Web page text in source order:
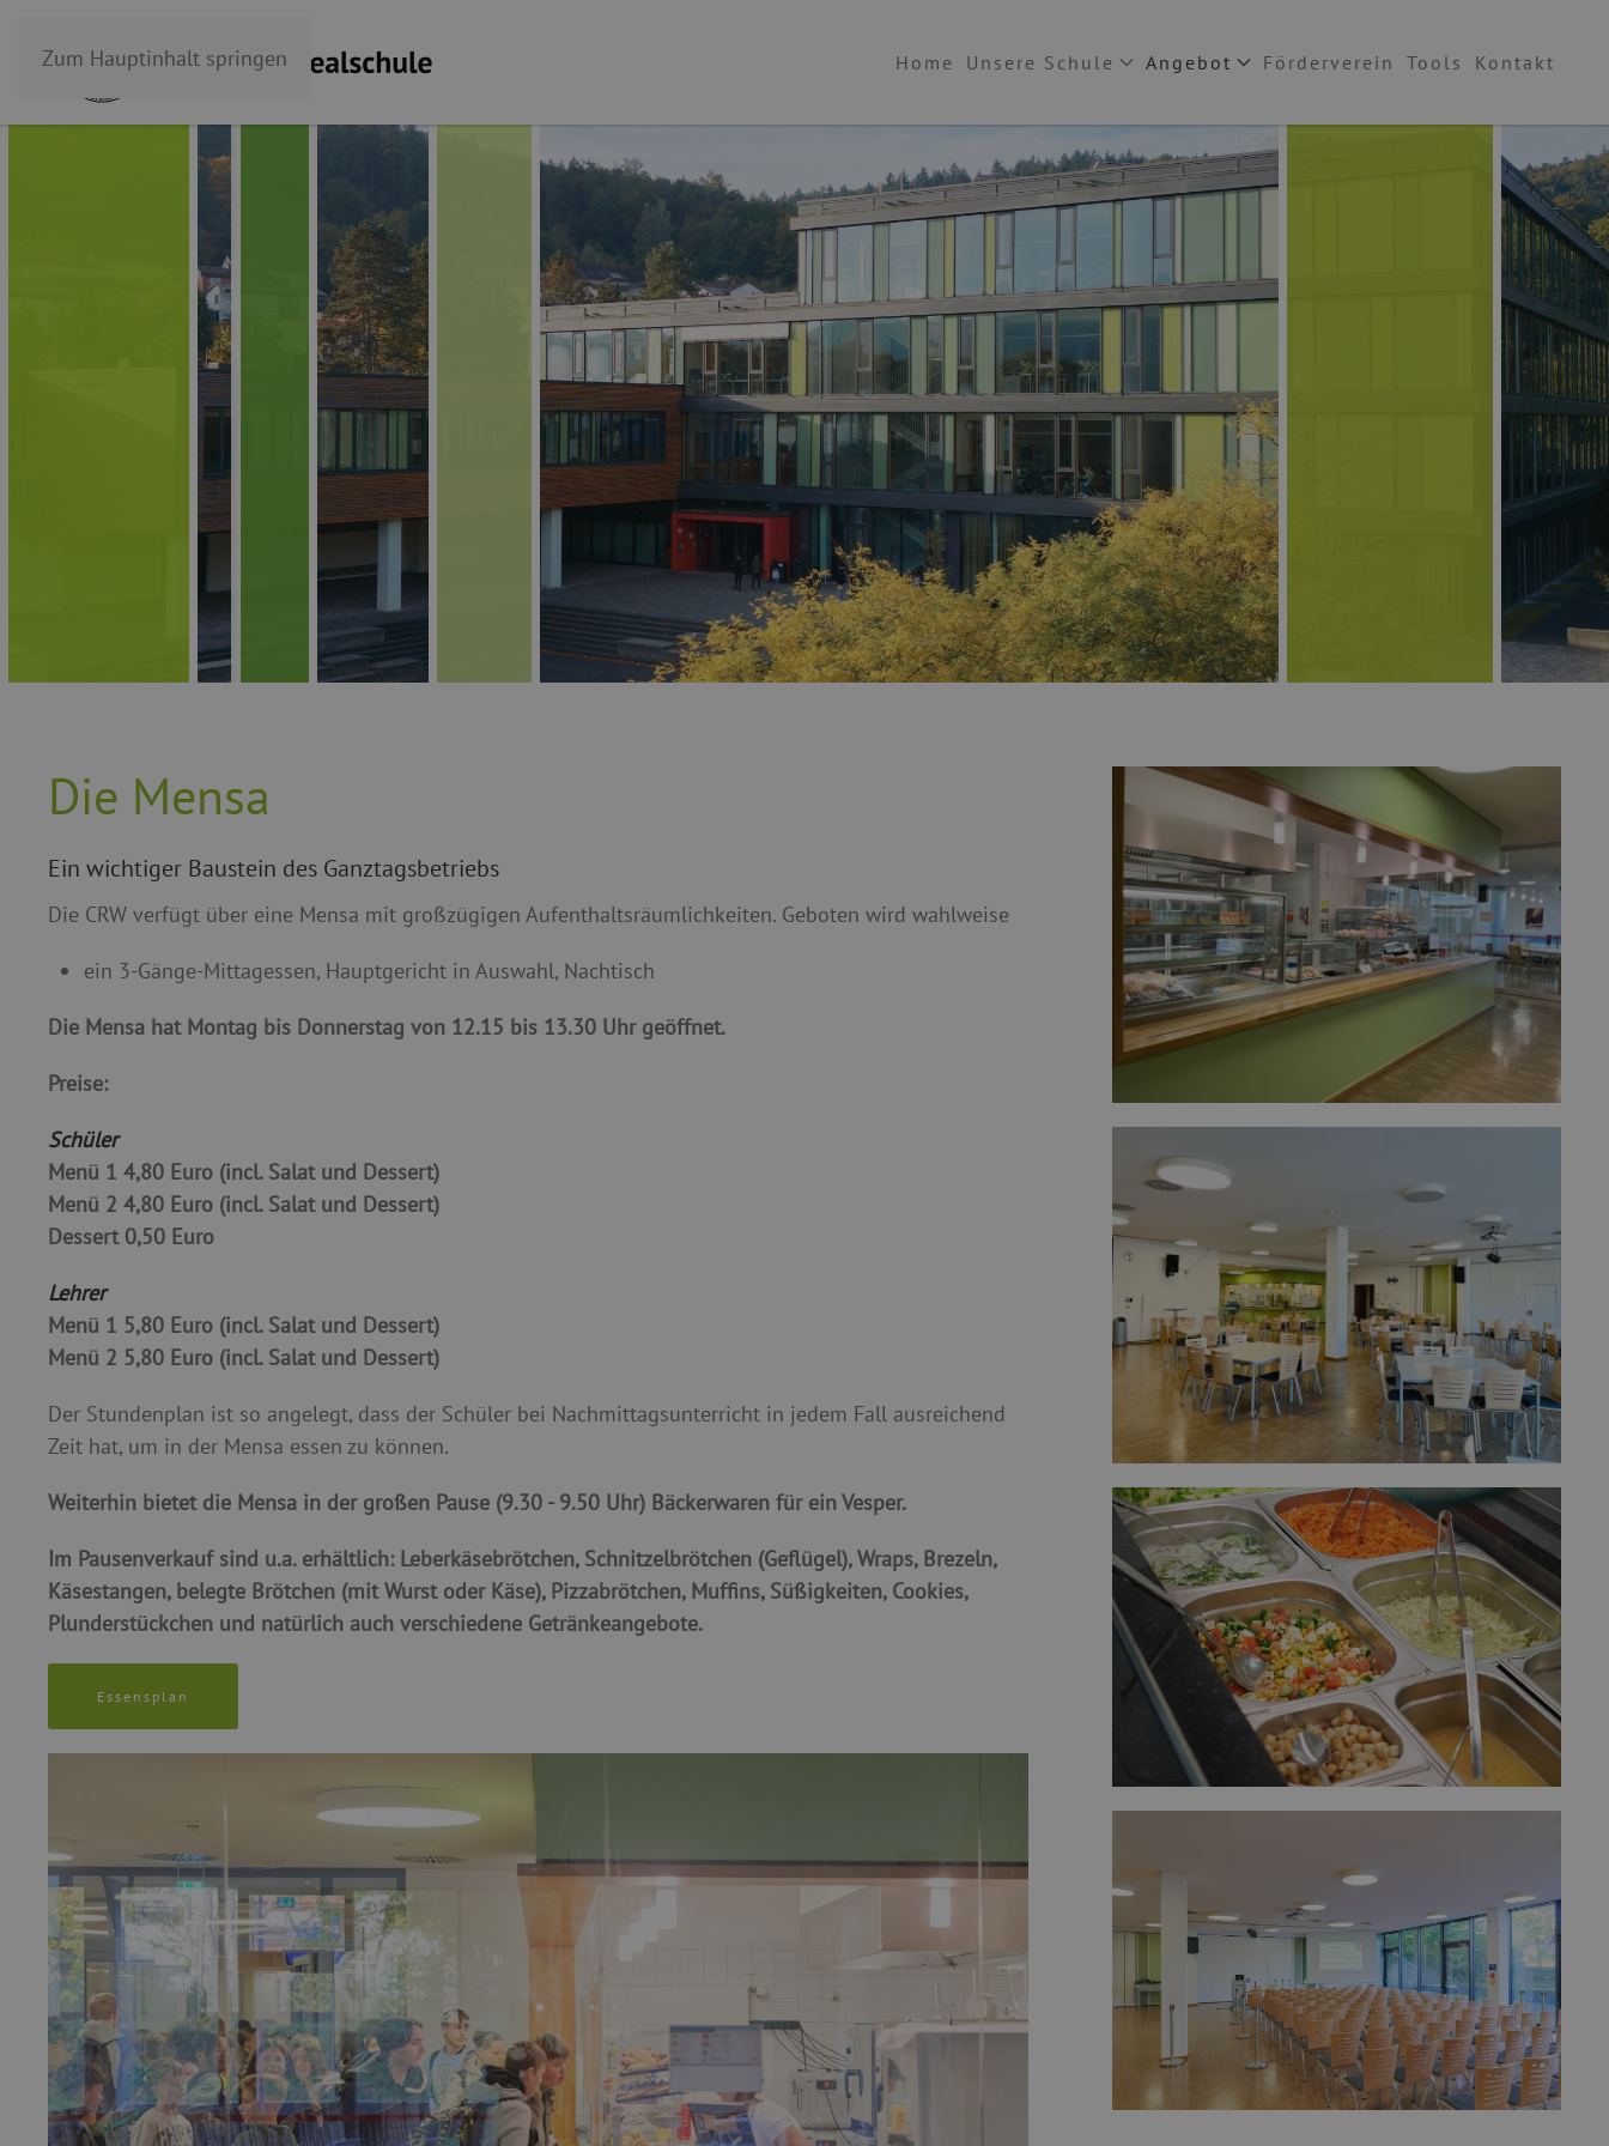
Zum Hauptinhalt springen Home Unsere Schule Angebot Förderverein Tools Kontakt
Die Mensa
Ein wichtiger Baustein des Ganztagsbetriebs
Die CRW verfügt über eine Mensa mit großzügigen Aufenthaltsräumlichkeiten. Geboten wird wahlweise
ein 3-Gänge-Mittagessen, Hauptgericht in Auswahl, Nachtisch
Die Mensa hat Montag bis Donnerstag von 12.15 bis 13.30 Uhr geöffnet.
Preise:
Schüler
Menü 1 4,80 Euro (incl. Salat und Dessert)
Menü 2 4,80 Euro (incl. Salat und Dessert)
Dessert 0,50 Euro
Lehrer
Menü 1 5,80 Euro (incl. Salat und Dessert)
Menü 2 5,80 Euro (incl. Salat und Dessert)
Der Stundenplan ist so angelegt, dass der Schüler bei Nachmittagsunterricht in jedem Fall ausreichend
Zeit hat, um in der Mensa essen zu können.
Weiterhin bietet die Mensa in der großen Pause (9.30 - 9.50 Uhr) Bäckerwaren für ein Vesper.
Im Pausenverkauf sind u.a. erhältlich: Leberkäsebrötchen, Schnitzelbrötchen (Geflügel), Wraps, Brezeln,
Käsestangen, belegte Brötchen (mit Wurst oder Käse), Pizzabrötchen, Muffins, Süßigkeiten, Cookies,
Plunderstückchen und natürlich auch verschiedene Getränkeangebote.
Essensplan